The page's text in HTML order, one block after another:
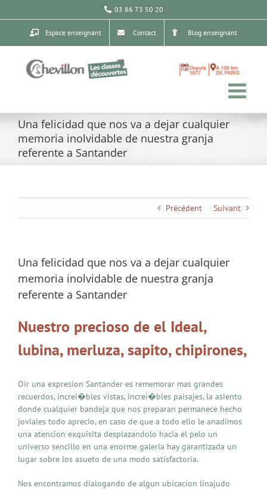
au
03 86 73 50 20
Espace enseignant Contact Blog enseignant
Una felicidad que nos va a dejar cualquier
memoria inolvidable de nuestra granja
referente a Santander
Précédent Suivant
Una felicidad que nos va a dejar cualquier
memoria inolvidable de nuestra granja
referente a Santander
Nuestro precioso de el Ideal,
lubina, merluza, sapito, chipirones,
Oir una expresion Santander es rememorar mas grandes
recuerdos, increi�bles vistas, increi�bles paisajes, la asiento
donde cualquier bandeja que nos preparan permanece hecho
joviales todo aprecio, en caso de que a todo ello le anadimos
una atencion exquisita desplazandolo hacia el pelo un
universo sencillo en una enorme galeria hay garantizada un
lugar sobre los asueto de una modo satisfactoria.
Nos encontramos dialogando de algun ubicacion linajudo